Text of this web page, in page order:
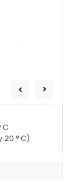
C
20 ° C)